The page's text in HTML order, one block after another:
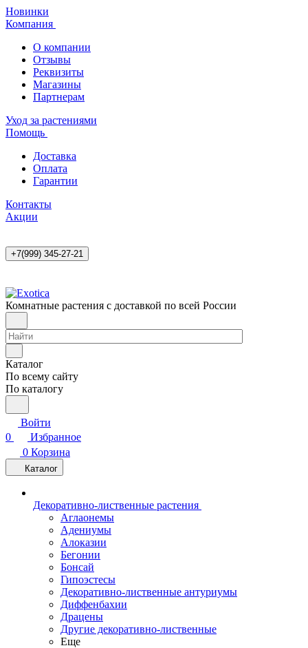
Новинки
Компания
О компании
Отзывы
Реквизиты
Магазины
Партнерам
Уход за растениями
Помощь
Доставка
Оплата
Гарантии
Контакты
Акции
+7(999) 345-27-21
Комнатные растения с доставкой по всей России
Каталог
По всему сайту
По каталогу
Войти
0
Избранное
0 Корзина
Каталог
Декоративно-лиственные растения
Аглаонемы
Адениумы
Алоказии
Бегонии
Бонсай
Гипоэстесы
Декоративно-лиственные антуриумы
Диффенбахии
Драцены
Другие декоративно-лиственные
Еще